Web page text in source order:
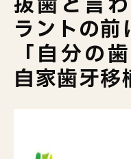
ラントの前
「自分の
自家歯牙移